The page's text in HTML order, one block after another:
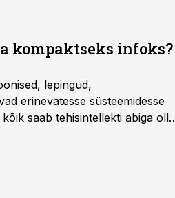
kompaktseks infoks?
lepingud,
erinevatesse süsteemidesse
saab tehisintellekti abiga olla